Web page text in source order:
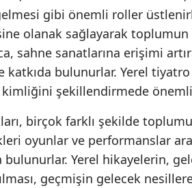
gibi önemli roller
olanak sağlayarak
sahne sanatlarına erişimi
bulunurlar. Yerel
şekillendirmede
birçok farklı şekilde
oyunlar ve performanslar
bulunurlar. Yerel hikayelerin,
geçmişin gelecek